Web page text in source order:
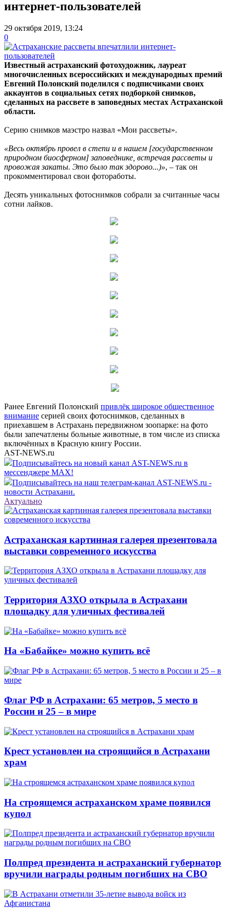
интернет-пользователей
29 октября 2019, 13:24
0
Известный астраханский фотохудожник, лауреат
многочисленных всероссийских и международных премий
Евгений Полонский поделился с подписчиками своих
аккаунтов в социальных сетях подборкой снимков,
сделанных на рассвете в заповедных местах Астраханской
области.
Серию снимков маэстро назвал «Мои рассветы».
«Весь октябрь провел в степи и в нашем [государственном
природном биосферном] заповеднике, встречая рассветы и
провожая закаты. Это было так здорово...)», – так он
прокомментировал свои фотоработы.
Десять уникальных фотоснимков собрали за считанные часы
сотни лайков.
Ранее Евгений Полонский привлёк широкое общественное
внимание серией своих фотоснимков, сделанных в
приехавшем в Астрахань передвижном зоопарке: на фото
были запечатлены больные животные, в том числе из списка
включённых в Красную книгу России.
AST-NEWS.ru
Подписывайтесь на новый канал AST-NEWS.ru в
мессенджере MAX!
Подписывайтесь на наш телеграм-канал AST-NEWS.ru -
новости Астрахани.
Актуально
Астраханская картинная галерея презентовала
выставки современного искусства
Территория АЗХО открыла в Астрахани
площадку для уличных фестивалей
На «Бабайке» можно купить всё
Флаг РФ в Астрахани: 65 метров, 5 место в
России и 25 – в мире
Крест установлен на строящийся в Астрахани
храм
На строящемся астраханском храме появился
купол
Полпред президента и астраханский губернатор
вручили награды родным погибших на СВО